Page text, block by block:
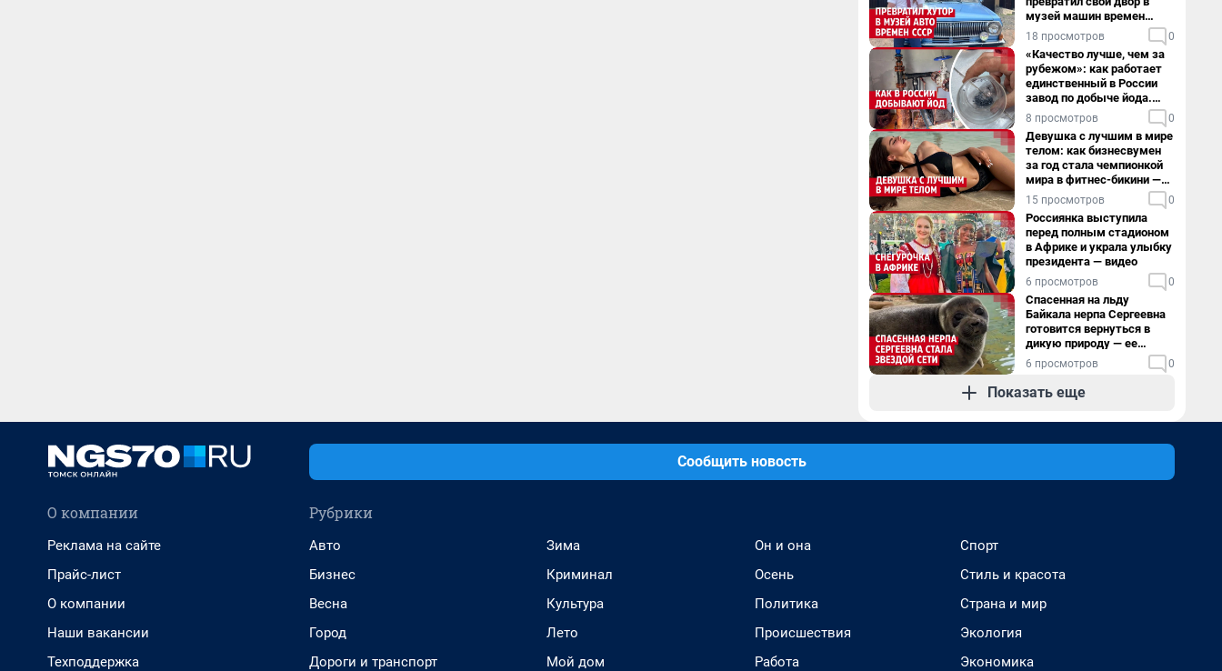
музей машин времен
СССР. Видео
18 просмотров 0
«Качество лучше, чем за
рубежом»: как работает
единственный в России
завод по добыче йода.
Видео
8 просмотров 0
Девушка с лучшим в мире
телом: как бизнесвумен
за год стала чемпионкой
мира в фитнес-бикини —
видео
15 просмотров 0
Россиянка выступила
перед полным стадионом
в Африке и украла улыбку
президента — видео
6 просмотров 0
Спасенная на льду
Байкала нерпа Сергеевна
готовится вернуться в
дикую природу — ее
видеоистория
6 просмотров 0
Показать еще
Сообщить новость
О компании
Реклама на сайте
Прайс-лист
О компании
Наши вакансии
Техподдержка
Рубрики
Авто
Бизнес
Весна
Город
Дороги и транспорт
Зима
Криминал
Культура
Лето
Мой дом
Он и она
Осень
Политика
Происшествия
Работа
Спорт
Стиль и красота
Страна и мир
Экология
Экономика